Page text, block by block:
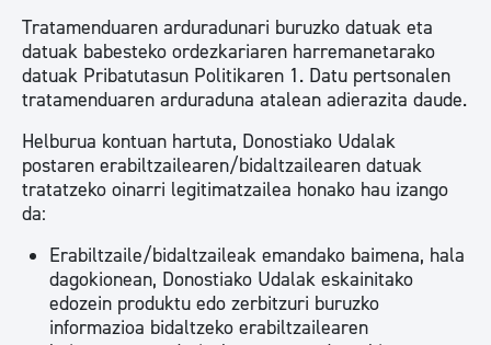
Tratamenduaren arduradunari buruzko datuak eta
datuak babesteko ordezkariaren harremanetarako
datuak Pribatutasun Politikaren 1. Datu pertsonalen
tratamenduaren arduraduna atalean adierazita daude.
Helburua kontuan hartuta, Donostiako Udalak
postaren erabiltzailearen/bidaltzailearen datuak
tratatzeko oinarri legitimatzailea honako hau izango
da:
Erabiltzaile/bidaltzaileak emandako baimena, hala
dagokionean, Donostiako Udalak eskainitako
edozein produktu edo zerbitzuri buruzko
informazioa bidaltzeko erabiltzailearen